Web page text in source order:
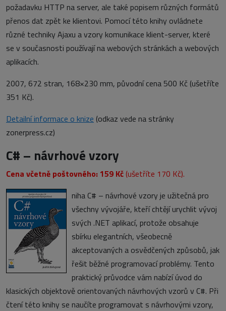
požadavku HTTP na server, ale také popisem různých formátů
přenos dat zpět ke klientovi. Pomocí této knihy ovládnete
různé techniky Ajaxu a vzory komunikace klient-server, které
se v současnosti používají na webových stránkách a webových
aplikacích.
2007, 672 stran, 168×230 mm, původní cena 500 Kč (ušetříte
351 Kč).
Detailní informace o knize (odkaz vede na stránky
zonerpress.cz)
C# – návrhové vzory
Cena včetně poštovného: 159 Kč(ušetříte 170 Kč).
niha C# – návrhové vzory je užitečná pro
všechny vývojáře, kteří chtějí urychlit vývoj
svých .NET aplikací, protože obsahuje
sbírku elegantních, všeobecně
akceptovaných a osvědčených způsobů, jak
řešit běžné programovací problémy. Tento
praktický průvodce vám nabízí úvod do
klasických objektově orientovaných návrhových vzorů v C#. Při
čtení této knihy se naučíte programovat s návrhovými vzory,